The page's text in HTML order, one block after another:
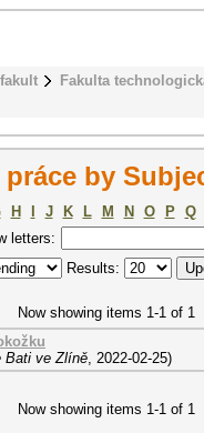
Fakulta
by
H J K L M N O P
Q
letters:
Results:
Now showing items 1-1 of 1
Bati ve Zlíně, 2022-02-25)
Now showing items 1-1 of 1